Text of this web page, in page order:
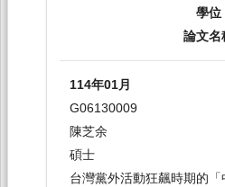
114-2
人文教育前瞻議題研究[5190]
研究所-共選修3,4(華語碩學
選修
學位
論文名
114年01月
G06130009
陳芝余
碩士
台灣黨外活動狂飆時期的